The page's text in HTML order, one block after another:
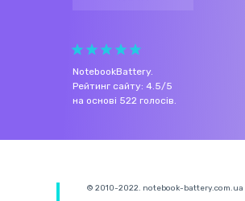
NotebookBattery.
Рейтинг сайту: 4.5/5
на основі 522 голосів.
© 2010-2022. notebook-battery.com.ua